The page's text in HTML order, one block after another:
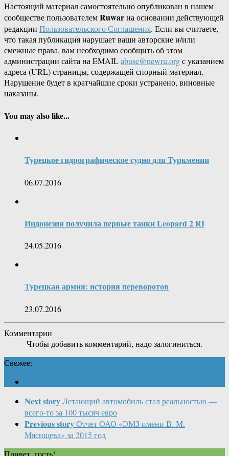
Настоящий материал самостоятельно опубликован в нашем
сообществе пользователемRuwarна основании действующей
редакции Пользовательского Соглашения. Если вы считаете,
что такая публикация нарушает ваши авторские и/или
смежные права, вам необходимо сообщить об этом
администрации сайта на EMAILabuse@newru.orgс указанием
адреса (URL) страницы, содержащей спорный материал.
Нарушение будет в кратчайшие сроки устранено, виновные
наказаны.
You may also like...
Турецкое гидрографическое судно для Туркмении
06.07.2016
Индонезия получила первые танки Leopard 2 RI
24.05.2016
Турецкая армия: история переворотов
23.07.2016
Комментарии
Чтобы добавить комментарий, надо залогиниться.
Свежее:
Next storyЛетающий автомобиль стал реальностью —
всего-то за 100 тысяч евро
Previous storyОтчет ОАО «ЭМЗ имени В. М.
Мясищева» за 2015 год
Привет, гость!